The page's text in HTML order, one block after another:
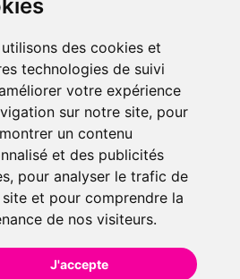
des cookies et
technologies de suivi
votre expérience
sur notre site, pour
un contenu
et des publicités
pour analyser le trafic de
et pour comprendre la
de nos visiteurs.
J'accepte
réseaux sociaux
d’Amiens vous souhaitent de
conseils pharmaceutiques,
parapharmaceutiques, beauté et
de la Grande Pharmacie d’Amiens.